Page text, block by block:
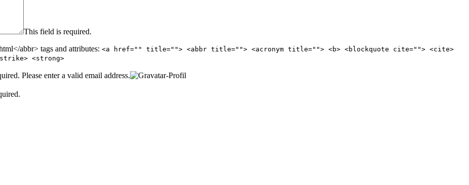
This field is required.
abbr> tags and attributes: <a href="" title=""> <abbr title=""> <acronym title=""> <b> <blockquote cite=""> <cite>
<strong>
Please enter a valid email address.